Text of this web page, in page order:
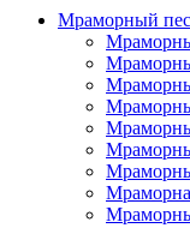
Мраморный